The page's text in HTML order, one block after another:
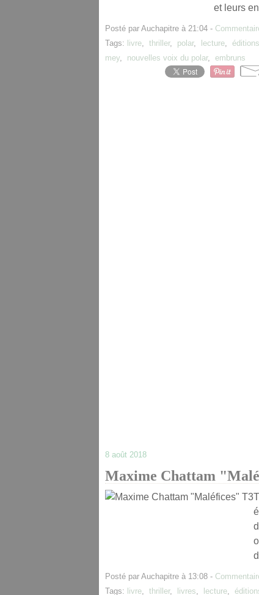
et leurs
Posté par Auchapitre à 21:04 -
Tags: livre, thriller, polar, lecture,
mey, nouvelles voix du polar, embruns
8 août 2018
Maxime Chattam
Posté par Auchapitre à 13:08 -
Tags: livre, thriller, livres, lecture,